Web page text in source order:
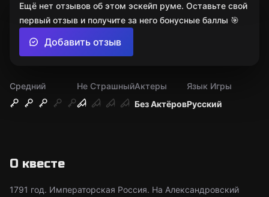
Средний
Не Страшный
Без Актёров
Актеры
Русский
Язык Игры
О квесте
1791 год. Императорская Россия. На Александровский
Ещё нет отзывов об этом эскейп руме. Оставьте свой
первый отзыв и получите за него бонусные баллы 🎯
Добавить отзыв